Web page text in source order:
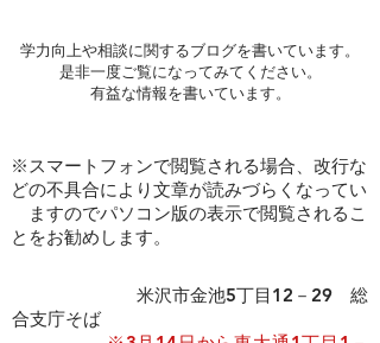
学力向上や相談に関するブログを書いています。
是非一度ご覧になってみてください。
​有益な情報を書いています。
※スマートフォンで閲覧される場合、改行な
どの不具合により文章が読みづらくなってい
ますのでパソコン版の表示で閲覧されるこ
とをお勧めします。
​ 米沢市金池5丁目12－29 総
合支庁そば